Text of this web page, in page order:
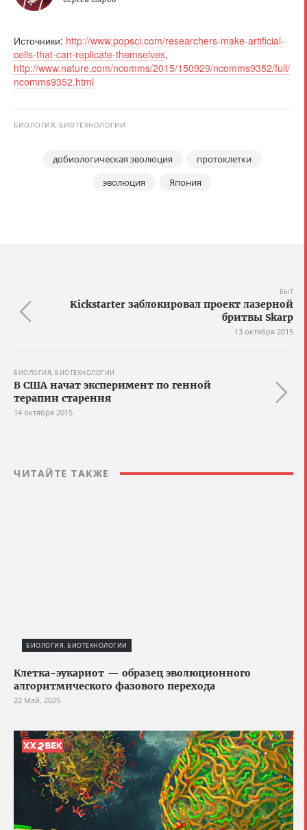
Источники: http://www.popsci.com/researchers-make-artificial-
cells-that-can-replicate-themselves,
http://www.nature.com/ncomms/2015/150929/ncomms9352/full/
ncomms9352.html
БИОЛОГИЯ, БИОТЕХНОЛОГИИ
добиологическая эволюция
протоклетки
эволюция
Япония
БЫТ
Kickstarter заблокировал проект лазерной
бритвы Skarp
13 октября 2015
БИОЛОГИЯ, БИОТЕХНОЛОГИИ
В США начат эксперимент по генной
терапии старения
14 октября 2015
ЧИТАЙТЕ ТАКЖЕ
БИОЛОГИЯ, БИОТЕХНОЛОГИИ
Клетка-эукариот — образец эволюционного
алгоритмического фазового перехода
22 Май, 2025